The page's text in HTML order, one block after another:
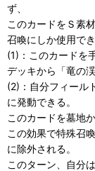
ず、
このカードをＳ素
召喚にしか使用でき
(1)：このカードを
デッキから「竜の
(2)：自分フィール
に発動できる。
このカードを墓地
この効果で特殊召
に除外される。
このターン、自分